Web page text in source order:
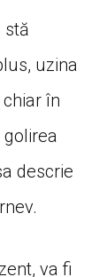
stă
uzina
în
descrie
va fi